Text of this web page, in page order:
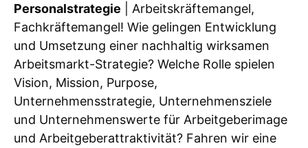
Personalstrategie | Arbeitskräftemangel,
Fachkräftemangel! Wie gelingen Entwicklung
und Umsetzung einer nachhaltig wirksamen
Arbeitsmarkt-Strategie? Welche Rolle spielen
Vision, Mission, Purpose,
Unternehmensstrategie, Unternehmensziele
und Unternehmenswerte für Arbeitgeberimage
und Arbeitgeberattraktivität? Fahren wir eine